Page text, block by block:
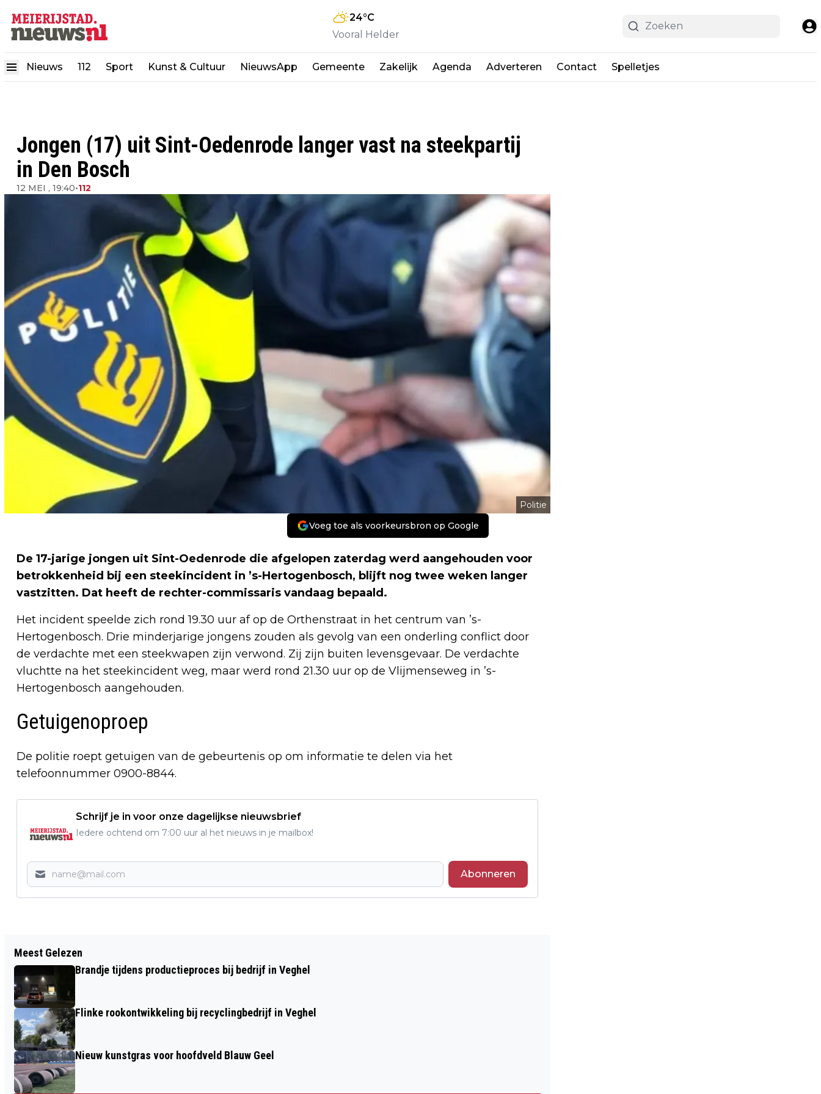
24°C
Vooral Helder
Nieuws 112 Sport Kunst & Cultuur NieuwsApp Gemeente Zakelijk Agenda Adverteren Contact Spelletjes
Jongen (17) uit Sint-Oedenrode langer vast na steekpartij
in Den Bosch
12 MEI , 19:40•112
Politie
Voeg toe als voorkeursbron op Google
De 17-jarige jongen uit Sint-Oedenrode die afgelopen zaterdag werd aangehouden voor
betrokkenheid bij een steekincident in ’s-Hertogenbosch, blijft nog twee weken langer
vastzitten. Dat heeft de rechter-commissaris vandaag bepaald.
Het incident speelde zich rond 19.30 uur af op de Orthenstraat in het centrum van ’s-
Hertogenbosch. Drie minderjarige jongens zouden als gevolg van een onderling conflict door
de verdachte met een steekwapen zijn verwond. Zij zijn buiten levensgevaar. De verdachte
vluchtte na het steekincident weg, maar werd rond 21.30 uur op de Vlijmenseweg in ’s-
Hertogenbosch aangehouden.
Getuigenoproep
De politie roept getuigen van de gebeurtenis op om informatie te delen via het
telefoonnummer 0900-8844.
Schrijf je in voor onze dagelijkse nieuwsbrief
Iedere ochtend om 7:00 uur al het nieuws in je mailbox!
Abonneren
ROOI BLAOST 2026: DERDE EDITIE VAN
HET GEZELLIGSTE KAPELLENFESTIVAL
VAN BRABANT
NOORDKADE PRESENTEERT VEELZIJDIG
Meest Gelezen
Brandje tijdens productieproces bij bedrijf in Veghel
Flinke rookontwikkeling bij recyclingbedrijf in Veghel
Nieuw kunstgras voor hoofdveld Blauw Geel